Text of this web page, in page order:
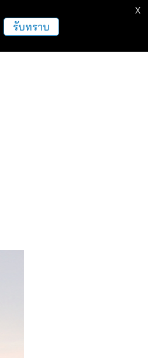
ประชาสัมพันธ์
รับทราบ
X